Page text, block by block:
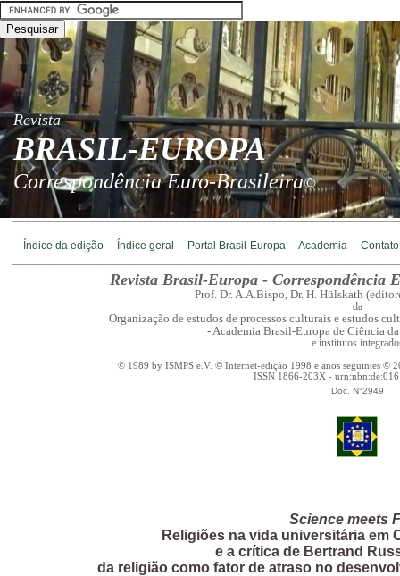
Revista
BRASIL-EUROPA
Correspondência Euro-Brasileira©
Índice da edição Índice geral Portal Brasil-Europa Academia Contato
Revista Brasil-Europa - Correspondência
Prof. Dr. A.A.Bispo, Dr. H. Hülskath
da
Organização de estudos de processos culturais e estudos
- Academia Brasil-Europa de Ciência
e institutos
© 1989 by ISMPS e.V. © Internet-edição 1998 e anos seguintes ©
ISSN 1866-203X -
Doc. N°2949
Science meets
Religiões na vida universitária em
e a crítica de Bertrand
da religião como fator de atraso no